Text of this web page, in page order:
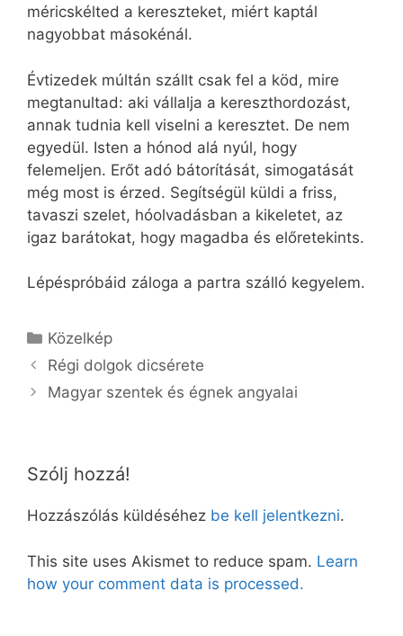
méricskélted a kereszteket, miért kaptál
nagyobbat másokénál.
Évtizedek múltán szállt csak fel a köd, mire
megtanultad: aki vállalja a kereszthordozást,
annak tudnia kell viselni a keresztet. De nem
egyedül. Isten a hónod alá nyúl, hogy
felemeljen. Erőt adó bátorítását, simogatását
még most is érzed. Segítségül küldi a friss,
tavaszi szelet, hóolvadásban a kikeletet, az
igaz barátokat, hogy magadba és előretekints.
Lépéspróbáid záloga a partra szálló kegyelem.
Kategória
Közelkép
Régi dolgok dicsérete
Magyar szentek és égnek angyalai
Szólj hozzá!
Hozzászólás küldéséhez be kell jelentkezni.
This site uses Akismet to reduce spam. Learn
how your comment data is processed.